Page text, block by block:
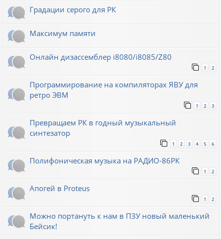
Градации серого для РК
Максимум памяти
Онлайн дизассемблер i8080/i8085/Z80
1 2
Программирование на компиляторах ЯВУ для
ретро ЭВМ
1 2 3
Превращаем РК в годный музыкальный
синтезатор
1 2 3 4 5 6
Полифоническая музыка на РАДИО-86РК
1 2
Апогей в Proteus
1 2
Можно портануть к нам в ПЗУ новый маленький
Бейсик!